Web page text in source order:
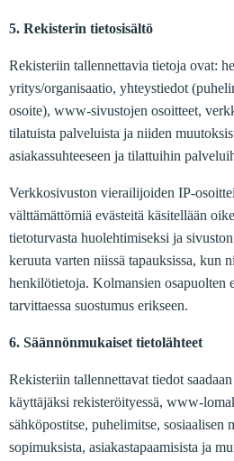
5. Rekisterin tietosisältö
Rekisteriin tallennettavia tietoja ovat:
yritys/organisaatio, yhteystiedot
osoite), www-sivustojen osoitteet,
tilatuista palveluista ja niiden
asiakassuhteeseen ja tilattuihin
Verkkosivuston vierailijoiden IP-
välttämättömiä evästeitä käsitellään
tietoturvasta huolehtimiseksi ja
keruuta varten niissä tapauksissa, kun
henkilötietoja. Kolmansien osapuolten
tarvittaessa suostumus erikseen.
6. Säännönmukaiset tietolähteet
Rekisteriin tallennettavat tiedot
käyttäjäksi rekisteröityessä, www-
sähköpostitse, puhelimitse, sosiaalisen
sopimuksista, asiakastapaamisista ja